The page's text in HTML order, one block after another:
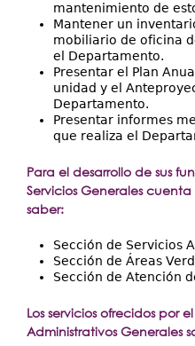
mantenimiento de
Mantener un
mobiliario de oficina
el Departamento.
Presentar el Plan
unidad y el
Departamento.
Presentar informes
que realiza el
Para el desarrollo de sus
Servicios Generales
saber:
Sección de Servicios
Sección de Áreas
Sección de Atención
Los servicios ofrecidos por
Administrativos Generales